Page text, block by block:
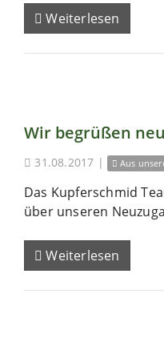
Weiterlesen
Wir begrüßen
31.08.2017 | Aus
Das Kupferschmid
über unseren
Weiterlesen